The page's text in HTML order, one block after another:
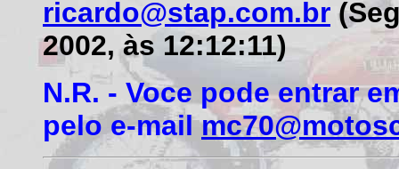
ricardo@stap.com.br
2002, às 12:12:11)
N.R. - Voce pode entrar
pelo e-mail